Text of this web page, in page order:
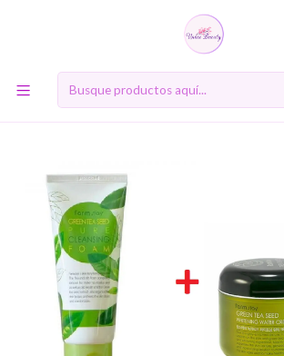
10% de descuento en tu primera compra online.
Pack Té Verde Espuma Limpiadora